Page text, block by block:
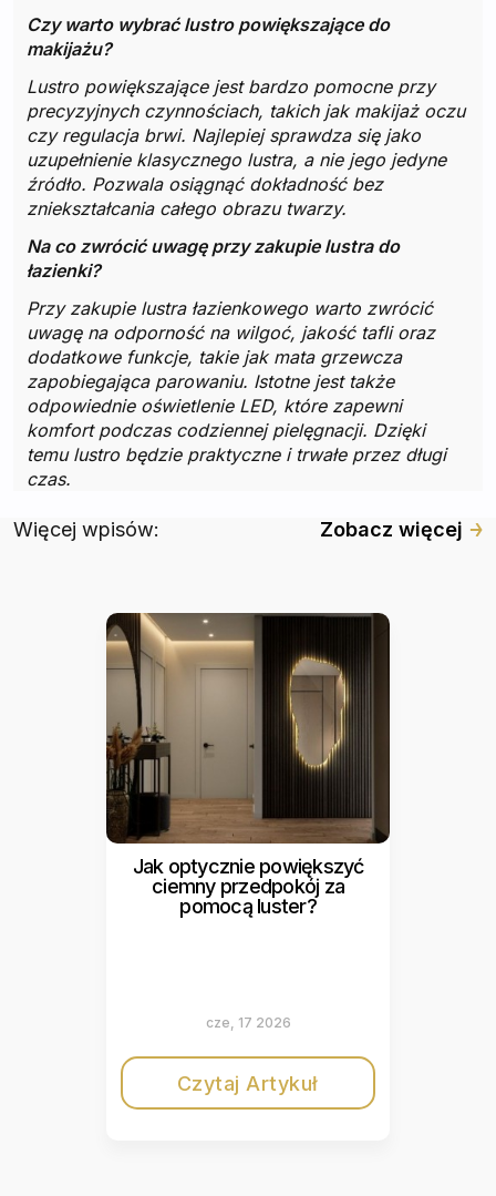
Czy warto wybrać lustro powiększające do
makijażu?
Lustro powiększające jest bardzo pomocne przy
precyzyjnych czynnościach, takich jak makijaż oczu
czy regulacja brwi. Najlepiej sprawdza się jako
uzupełnienie klasycznego lustra, a nie jego jedyne
źródło. Pozwala osiągnąć dokładność bez
zniekształcania całego obrazu twarzy.
Na co zwrócić uwagę przy zakupie lustra do
łazienki?
Przy zakupie lustra łazienkowego warto zwrócić
uwagę na odporność na wilgoć, jakość tafli oraz
dodatkowe funkcje, takie jak mata grzewcza
zapobiegająca parowaniu. Istotne jest także
odpowiednie oświetlenie LED, które zapewni
komfort podczas codziennej pielęgnacji. Dzięki
temu lustro będzie praktyczne i trwałe przez długi
czas.
Więcej wpisów: Zobacz więcej
Jak optycznie powiększyć
ciemny przedpokój za
pomocą luster?
cze, 17 2026
Czytaj Artykuł